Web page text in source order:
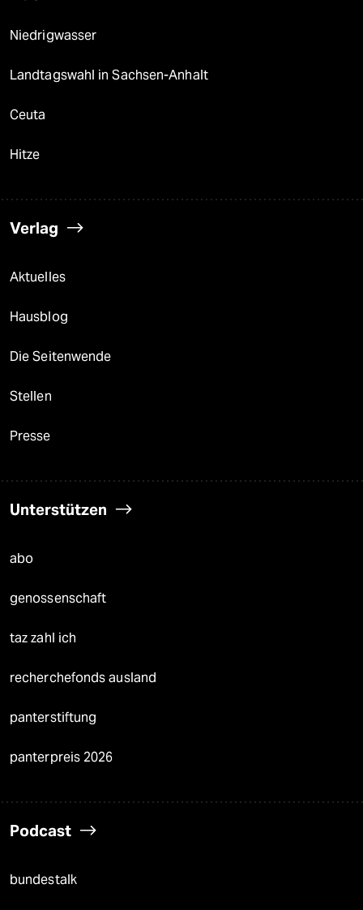
Niedrigwasser
Landtagswahl in Sachsen-Anhalt
Ceuta
Hitze
Verlag
Aktuelles
Hausblog
Die Seitenwende
Stellen
Presse
Unterstützen
abo
genossenschaft
taz zahl ich
recherchefonds ausland
panterstiftung
panterpreis 2026
Podcast
bundestalk